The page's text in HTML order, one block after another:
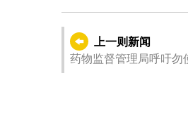
上一则新闻
药物监督管理局呼吁勿